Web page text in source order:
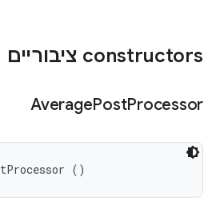
‫constructors ציבוריים
AveragePostProcessor
()